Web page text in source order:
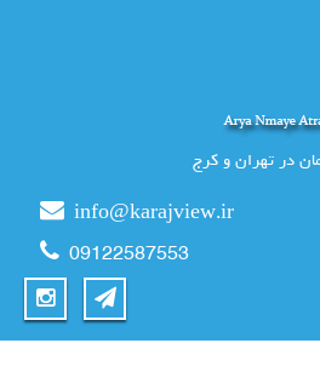
در تهران و کرج
info@karajview.ir
09122587553